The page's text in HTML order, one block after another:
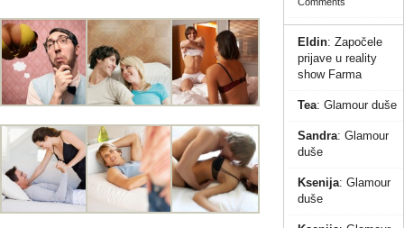
Eldin: Započele
prijave u reality
show Farma
Tea: Glamour duše
Sandra: Glamour
duše
Ksenija: Glamour
duše